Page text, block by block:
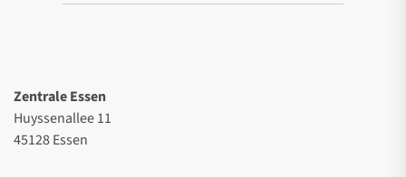
Zentrale Essen
Huyssenallee 11
45128 Essen